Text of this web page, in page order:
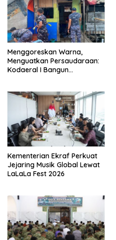
‎Menggoreskan Warna,
Menguatkan Persaudaraan:
Kodaeral I Bangun
Kementerian Ekraf Perkuat
Jejaring Musik Global Lewat
LaLaLa Fest 2026